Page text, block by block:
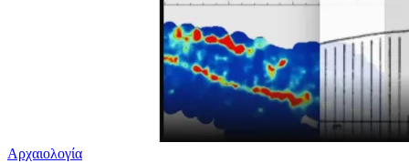
Αρχαιολογία